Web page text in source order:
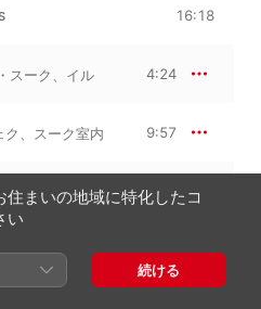
16:18
スーク、 イル
4:24
ク、 スーク室内
9:57
スーク、イル
1:55
OP. 36
まいの地域に特化したコ
い
続ける